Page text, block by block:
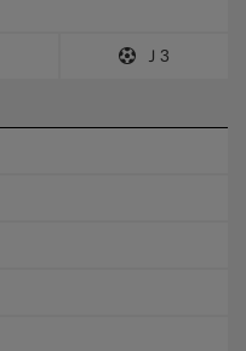
Ｊ3